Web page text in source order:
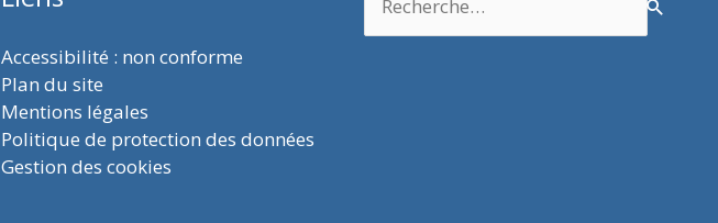
Accessibilité : non conforme
Plan du site
Mentions légales
Politique de protection des données
Gestion des cookies